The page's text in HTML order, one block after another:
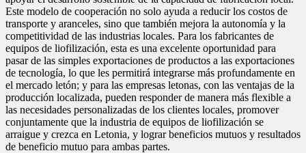
Este modelo de cooperación no solo ayuda a reducir los costos de
transporte y aranceles, sino que también mejora la autonomía y la
competitividad de las industrias locales. Para los fabricantes de
equipos de liofilización, esta es una excelente oportunidad para
pasar de las simples exportaciones de productos a las exportaciones
de tecnología, lo que les permitirá integrarse más profundamente en
el mercado letón; y para las empresas letonas, con las ventajas de la
producción localizada, pueden responder de manera más flexible a
las necesidades personalizadas de los clientes locales, promover
conjuntamente que la industria de equipos de liofilización se
arraigue y crezca en Letonia, y lograr beneficios mutuos y resultados
de beneficio mutuo para ambas partes.